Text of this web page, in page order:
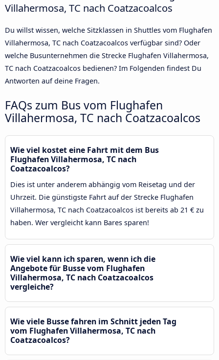
Villahermosa, TC nach Coatzacoalcos
Du willst wissen, welche Sitzklassen in Shuttles vom Flughafen
Villahermosa, TC nach Coatzacoalcos verfügbar sind? Oder
welche Busunternehmen die Strecke Flughafen Villahermosa,
TC nach Coatzacoalcos bedienen? Im Folgenden findest Du
Antworten auf deine Fragen.
FAQs zum Bus vom Flughafen
Villahermosa, TC nach Coatzacoalcos
Wie viel kostet eine Fahrt mit dem Bus
Flughafen Villahermosa, TC nach
Coatzacoalcos?
Dies ist unter anderem abhängig vom Reisetag und der
Uhrzeit. Die günstigste Fahrt auf der Strecke Flughafen
Villahermosa, TC nach Coatzacoalcos ist bereits ab 21 € zu
haben. Wer vergleicht kann Bares sparen!
Wie viel kann ich sparen, wenn ich die
Angebote für Busse vom Flughafen
Villahermosa, TC nach Coatzacoalcos
vergleiche?
Wie viele Busse fahren im Schnitt jeden Tag
vom Flughafen Villahermosa, TC nach
Coatzacoalcos?